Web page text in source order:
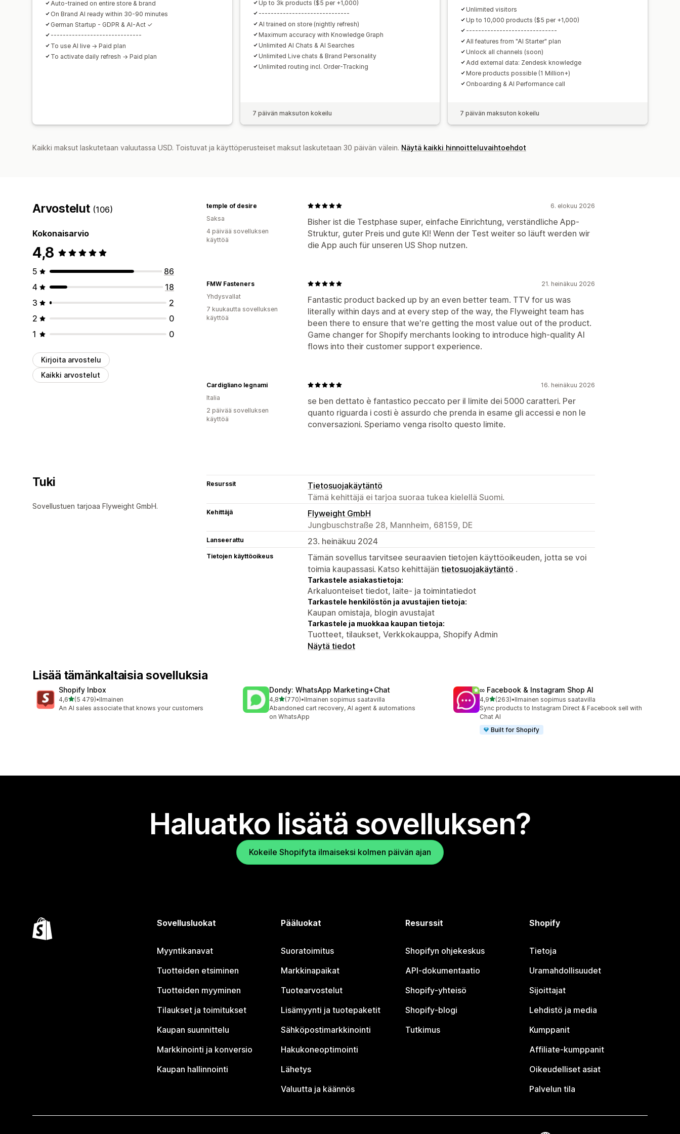
Auto-trained on entire store & brand
On Brand AI ready within 30-90 minutes
German Startup - GDPR & AI-Act ✓
------------------------------
To use AI live → Paid plan
To activate daily refresh → Paid plan
Up to 3k products ($5 per +1,000)
------------------------------
AI trained on store (nightly refresh)
Maximum accuracy with Knowledge Graph
Unlimited AI Chats & AI Searches
Unlimited Live chats & Brand Personality
Unlimited routing incl. Order-Tracking
7 päivän maksuton kokeilu
Unlimited visitors
Up to 10,000 products ($5 per +1,000)
------------------------------
All features from "AI Starter" plan
Unlock all channels (soon)
Add external data: Zendesk knowledge
More products possible (1 Million+)
Onboarding & AI Performance call
7 päivän maksuton kokeilu
Kaikki maksut laskutetaan valuutassa USD. Toistuvat ja käyttöperusteiset maksut laskutetaan 30 päivän välein. Näytä kaikki hinnoitteluvaihtoehdot
Arvostelut (106)
Kokonaisarvio
4,8
5
86
4
18
3
2
2
0
1
0
Kirjoita arvostelu
Kaikki arvostelut
6. elokuu 2026
Bisher ist die Testphase super, einfache Einrichtung, verständliche App-
Struktur, guter Preis und gute KI! Wenn der Test weiter so läuft werden wir
die App auch für unseren US Shop nutzen.
temple of desire
Saksa
4 päivää sovelluksen
käyttöä
21. heinäkuu 2026
Fantastic product backed up by an even better team. TTV for us was
literally within days and at every step of the way, the Flyweight team has
been there to ensure that we're getting the most value out of the product.
Game changer for Shopify merchants looking to introduce high-quality AI
flows into their customer support experience.
FMW Fasteners
Yhdysvallat
7 kuukautta sovelluksen
käyttöä
16. heinäkuu 2026
se ben dettato è fantastico peccato per il limite dei 5000 caratteri. Per
quanto riguarda i costi è assurdo che prenda in esame gli accessi e non le
conversazioni. Speriamo venga risolto questo limite.
Cardigliano legnami
Italia
2 päivää sovelluksen
käyttöä
Tuki
Sovellustuen tarjoaa Flyweight GmbH.
Resurssit
Tietosuojakäytäntö
Tämä kehittäjä ei tarjoa suoraa tukea kielellä Suomi.
Kehittäjä
Flyweight GmbH
Jungbuschstraße 28, Mannheim, 68159, DE
Lanseerattu 23. heinäkuu 2024
Tietojen käyttöoikeus
Tämän sovellus tarvitsee seuraavien tietojen käyttöoikeuden, jotta se voi
toimia kaupassasi. Katso kehittäjän tietosuojakäytäntö .
Tarkastele asiakastietoja:
Arkaluonteiset tiedot, laite- ja toimintatiedot
Tarkastele henkilöstön ja avustajien tietoja:
Kaupan omistaja, blogin avustajat
Tarkastele ja muokkaa kaupan tietoja:
Tuotteet, tilaukset, Verkkokauppa, Shopify Admin
Näytä tiedot
Lisää tämänkaltaisia sovelluksia
Shopify Inbox
4,6/ 5 tähteä
(5 479)
5479 arvostelua yhteensä
•Ilmainen
An AI sales associate that knows your customers
Dondy: WhatsApp Marketing+Chat
4,8/ 5 tähteä
(770)
770 arvostelua yhteensä
•Ilmainen sopimus saatavilla
Abandoned cart recovery, AI agent & automations
on WhatsApp
∞ Facebook & Instagram Shop AI
4,9/ 5 tähteä
(263)
263 arvostelua yhteensä
•Ilmainen sopimus saatavilla
Sync products to Instagram Direct & Facebook sell with
Chat AI
Built for Shopify
Haluatko lisätä sovelluksen?
Kokeile Shopifyta ilmaiseksi kolmen päivän ajan
Sovellusluokat
Myyntikanavat
Tuotteiden etsiminen
Tuotteiden myyminen
Tilaukset ja toimitukset
Kaupan suunnittelu
Markkinointi ja konversio
Kaupan hallinnointi
Pääluokat
Suoratoimitus
Markkinapaikat
Tuotearvostelut
Lisämyynti ja tuotepaketit
Sähköpostimarkkinointi
Hakukoneoptimointi
Lähetys
Valuutta ja käännös
Resurssit
Shopifyn ohjekeskus
API-dokumentaatio
Shopify-yhteisö
Shopify-blogi
Tutkimus
Shopify
Tietoja
Uramahdollisuudet
Sijoittajat
Lehdistö ja media
Kumppanit
Affiliate-kumppanit
Oikeudelliset asiat
Palvelun tila